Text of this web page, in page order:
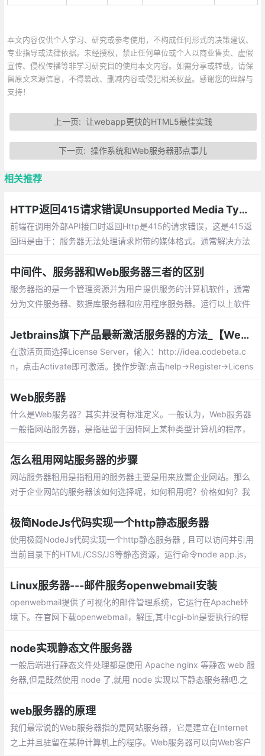
本文内容仅供个人学习、研究或参考使用，不构成任何形式的决策建议、
专业指导或法律依据。未经授权，禁止任何单位或个人以商业售卖、虚假
宣传、侵权传播等非学习研究目的使用本文内容。如需分享或转载，请保
留原文来源信息，不得篡改、删减内容或侵犯相关权益。感谢您的理解与
支持！
上一页: 让webapp更快的HTML5最佳实践
下一页:操作系统和Web服务器那点事儿
相关推荐
HTTP返回415请求错误Unsupported Media Type:415表示服务器无法处理请求附带的媒体格式
前端在调用外部API接口时返回Http是415的
请求错误，这是415返回码是由于：服务器
法有以下3种：1检查你的 http 请求头信
息；2查看你的 http 请求方法；3post 请求
参数设置
中间件、服务器和Web服务器三者的区别
服务器指的是一个管理资源并为用户提供服
务的计算机软件，通常分为文件服务器、数
件的计算机或计算机系统也被称为服务器。
Jetbrains旗下产品最新激活服务器的方法_【WebStorm 2018版本破解方法】
在激活页面选择License Server，输入：http://idea.codebeta.c
n，点击Activate即可激活。操作步骤:点击help→Register→Licens
Web服务器
什么是Web服务器？其实并没有标准定义。一般认为，Web服务器
一般指网站服务器，是指驻留于因特网上某种类型计算机的程序，
世界浏览
怎么租用网站服务器的步骤
网站服务器租用是指租用的服务器主要是用
来放置企业网站。那么对于企业网站的服务
我来教教大家正确选择租用网站服务器，步
骤如下：
极简NodeJs代码实现一个http静态服务器
使用极简NodeJs代码实现一个http静态服务器 , 且可以访问并引用
当前目录下的HTML/CSS/JS等静态资源，运行命令node app.js，
装；
Linux服务器---邮件服务openwebmail安装
openwebmail提供了可视化的邮件管理系统，它运行在Apache环
境下。在官网下载openwebmail，解压,其中cgi-bin是要执行的程
bin目录下的openwebmail
node实现静态文件服务器
一般后端进行静态文件处理都是使用 Apache nginx 等静态 web 服
务器,但是既然使用 node 了,就用 node 实现以下静态服务器吧.之
web服务器的原理
我们最常说的Web服务器指的是网站服务器，它是建立在Internet
之上并且驻留在某种计算机上的程序。Web服务器可以向Web客户